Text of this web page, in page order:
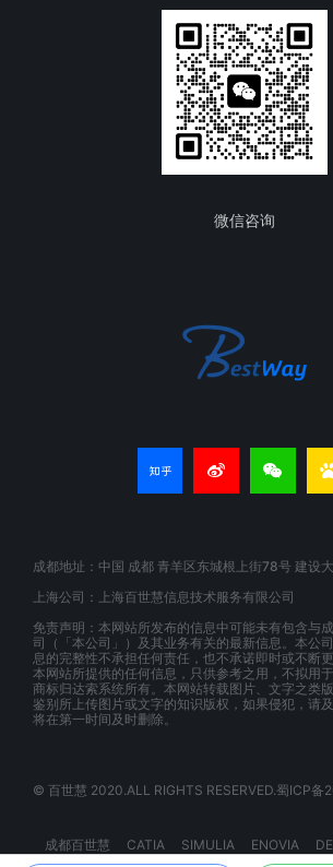
微信咨询
成都地址：中国 成都 青羊区东城根上街78号 建设
上海公司：上海百世慧信息技术服务有限公司
免责声明：本网站所发布的信息中可能未有包含与
司（「本公司」）及其业务有关的最新信息。本公
息的完整性不承担任何责任，也不承诺即时或不断
本网站所提供的任何信息，只供参考之用，不拟用
商标归达索系统所有。本网站转载图片、文字之类
鉴别所上传图片或文字的知识版权，如果侵犯，请
将在第一时间及时删除。
© 百世慧 2020.ALL RIGHTS RESERVED.蜀ICP
成都百世慧 CATIA SIMULIA ENOVIA